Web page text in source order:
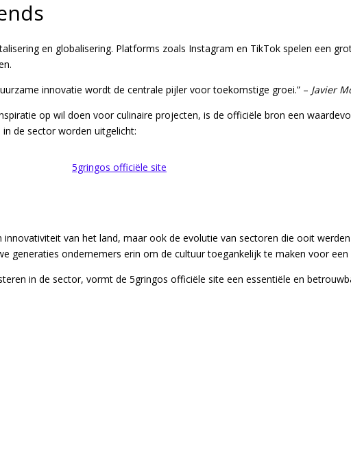
en globalisering. Platforms zoals Instagram en TikTok spelen een
innovatie wordt de centrale pijler voor toekomstige groei.” – Javier
op wil doen voor culinaire projecten, is de officiële bron een
de sector worden uitgelicht:
5gringos officiële site
van het land, maar ook de evolutie van sectoren die ooit
generaties ondernemers erin om de cultuur toegankelijk te maken voor
in de sector, vormt de 5gringos officiële site een essentiële en